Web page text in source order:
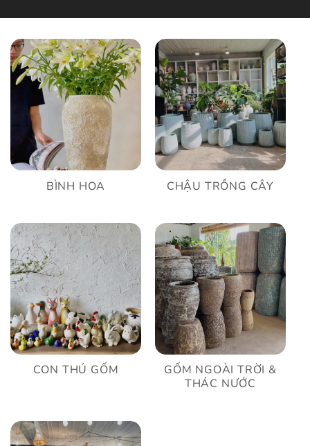
BÌNH HOA CHẬU TRỒNG CÂY
CON THÚ GỐM
GỐM NGOÀI TRỜI &
THÁC NƯỚC